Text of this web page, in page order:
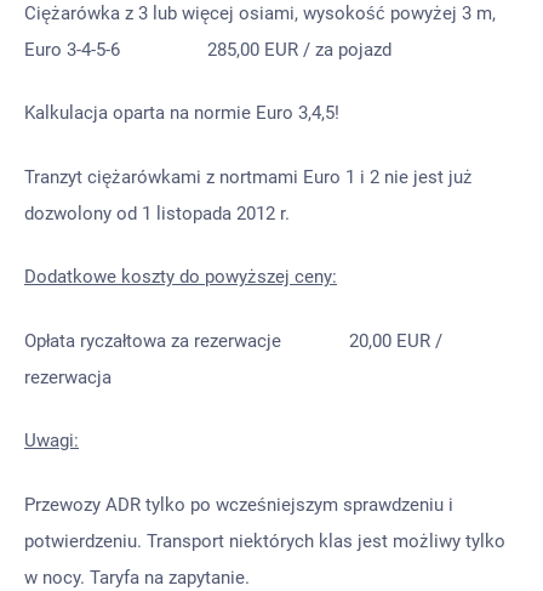
Ciężarówka z 3 lub więcej osiami, wysokość powyżej 3 m,
Euro 3-4-5-6 285,00 EUR / za pojazd
Kalkulacja oparta na normie Euro 3,4,5!
Tranzyt ciężarówkami z nortmami Euro 1 i 2 nie jest już
dozwolony od 1 listopada 2012 r.
Dodatkowe koszty do powyższej ceny:
Opłata ryczałtowa za rezerwacje 20,00 EUR /
rezerwacja
Uwagi:
Przewozy ADR tylko po wcześniejszym sprawdzeniu i
potwierdzeniu. Transport niektórych klas jest możliwy tylko
w nocy. Taryfa na zapytanie.